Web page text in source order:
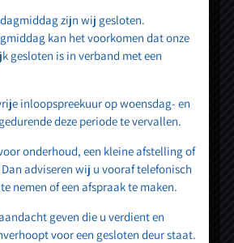
harte welkom bij Hessel van
Hoorspeciaalzaak.
zijn wij gesloten.
kan het voorkomen dat onze
gesloten is in verband met een
inloopspreekuur op woensdag- en
deze periode te vervallen.
onderhoud, een kleine afstelling of
Dan adviseren wij u vooraf telefonisch
nemen of een afspraak te maken.
geven die u verdient en
voor een gesloten deur staat.